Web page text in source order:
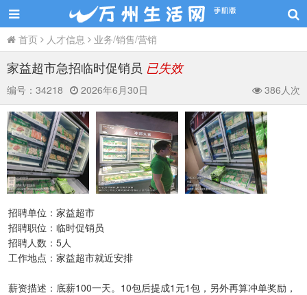
首页 人才信息 业务/销售/营销
家益超市急招临时促销员 已失效
编号： 34218 2026年6月30日 386人次
招聘单位：家益超市
招聘职位：临时促销员
招聘人数：5人
工作地点：家益超市就近安排
薪资描述：底薪100一天。10包后提成1元1包，另外再算冲单奖励，